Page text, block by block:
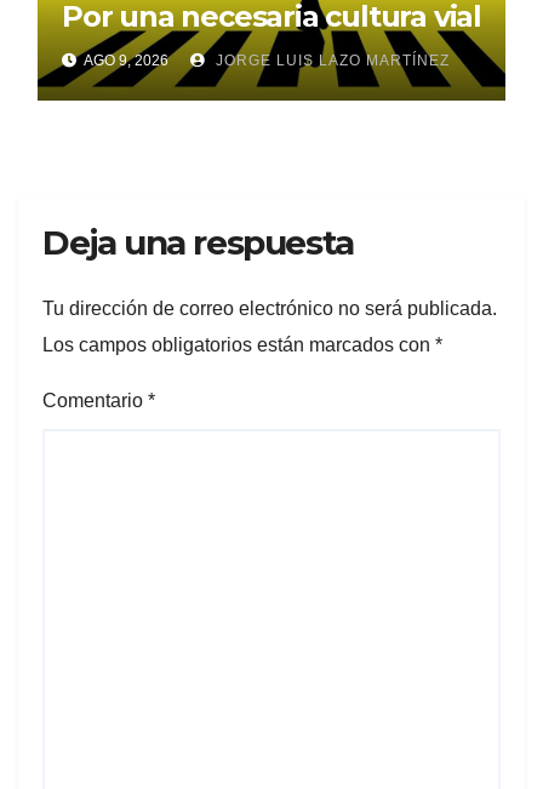
Por una necesaria cultura vial
AGO 9, 2026 JORGE LUIS LAZO MARTÍNEZ
Deja una respuesta
Tu dirección de correo electrónico no será publicada.
Los campos obligatorios están marcados con *
Comentario *